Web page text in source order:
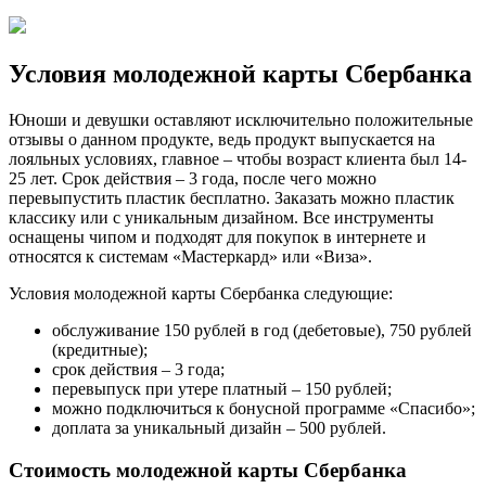
Условия молодежной карты Сбербанка
Юноши и девушки оставляют исключительно положительные
отзывы о данном продукте, ведь продукт выпускается на
лояльных условиях, главное – чтобы возраст клиента был 14-
25 лет. Срок действия – 3 года, после чего можно
перевыпустить пластик бесплатно. Заказать можно пластик
классику или с уникальным дизайном. Все инструменты
оснащены чипом и подходят для покупок в интернете и
относятся к системам «Мастеркард» или «Виза».
Условия молодежной карты Сбербанка следующие:
обслуживание 150 рублей в год (дебетовые), 750 рублей
(кредитные);
срок действия – 3 года;
перевыпуск при утере платный – 150 рублей;
можно подключиться к бонусной программе «Спасибо»;
доплата за уникальный дизайн – 500 рублей.
Стоимость молодежной карты Сбербанка